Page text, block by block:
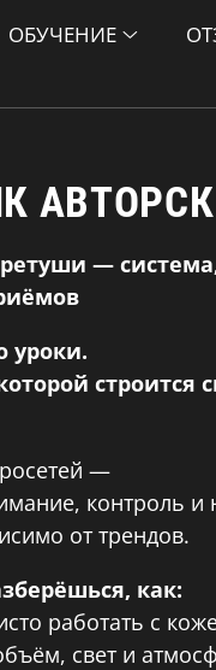
ОБУЧЕНИЕ
—
уроки.
строится
—
контроль и
от трендов.
как:
работать с
свет и